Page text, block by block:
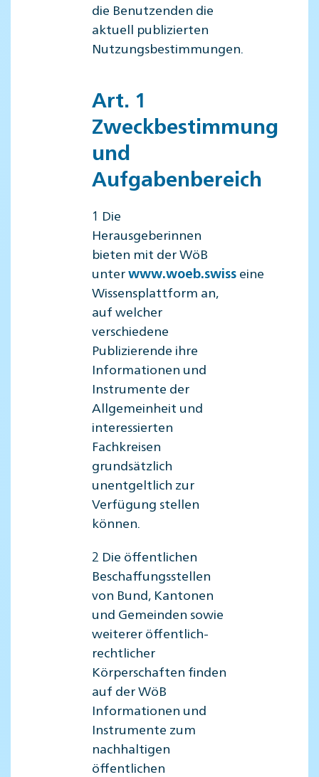
die Benutzenden die
aktuell publizierten
Nutzungsbestimmungen.
Art. 1
Zweckbestimmung
und
Aufgabenbereich
1 Die
Herausgeberinnen
bieten mit der WöB
unterwww.woeb.swiss eine
Wissensplattform an,
auf welcher
verschiedene
Publizierende ihre
Informationen und
Instrumente der
Allgemeinheit und
interessierten
Fachkreisen
grundsätzlich
unentgeltlich zur
Verfügung stellen
können.
2 Die öffentlichen
Beschaffungsstellen
von Bund, Kantonen
und Gemeinden sowie
weiterer öffentlich-
rechtlicher
Körperschaften finden
auf der WöB
Informationen und
Instrumente zum
nachhaltigen
öffentlichen